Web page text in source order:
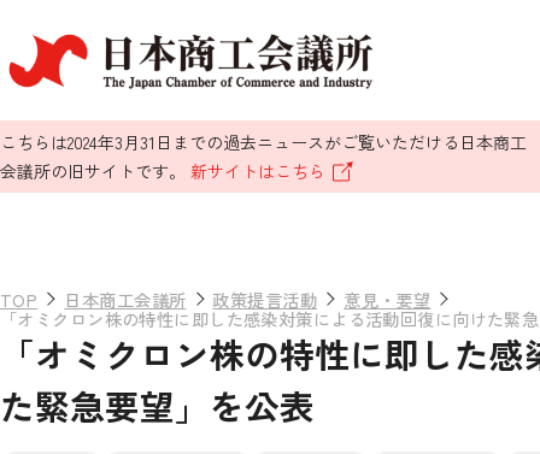
こちらは2024年3月31日までの過去ニュースがご覧いただける日本商工
会議所の旧サイトです。 新サイトはこちら
TOP 日本商工会議所 政策提言活動 意見・要望
「オミクロン株の特性に即した感染対策による活動回復に向けた緊
「オミクロン株の特性に即した
た緊急要望」を公表